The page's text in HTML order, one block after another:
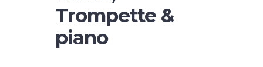
Trompette &
piano